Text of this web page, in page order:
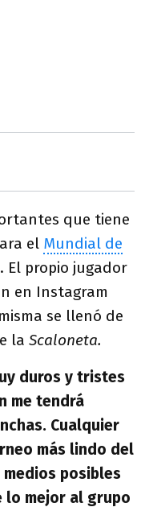
que tiene
el Mundial de
. El propio jugador
en Instagram
se llenó de
la Scaloneta.
duros y tristes
me tendrá
Cualquier
más lindo del
posibles
lo mejor al grupo